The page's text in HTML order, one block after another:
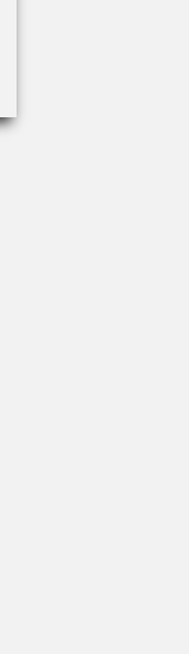
Motiv Qualle
Motiv Tintenfisch